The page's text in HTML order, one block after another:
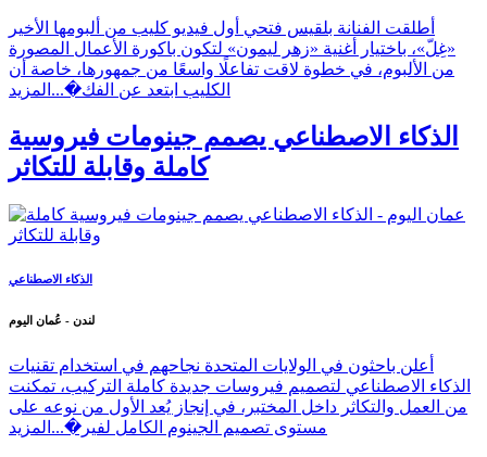
أطلقت الفنانة بلقيس فتحي أول فيديو كليب من ألبومها الأخير
«غِلّ»، باختيار أغنية «زهر ليمون» لتكون باكورة الأعمال المصورة
من الألبوم، في خطوة لاقت تفاعلًا واسعًا من جمهورها، خاصة أن
الكليب ابتعد عن الفك�... المزيد
الذكاء الاصطناعي يصمم جينومات فيروسية
كاملة وقابلة للتكاثر
الذكاء الاصطناعي
لندن - عُمان اليوم
أعلن باحثون في الولايات المتحدة نجاحهم في استخدام تقنيات
الذكاء الاصطناعي لتصميم فيروسات جديدة كاملة التركيب، تمكنت
من العمل والتكاثر داخل المختبر، في إنجاز يُعد الأول من نوعه على
مستوى تصميم الجينوم الكامل لفير�... المزيد